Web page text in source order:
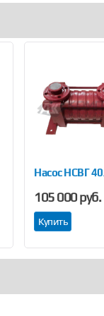
Насос НСВГ
105 000 руб.
Купить